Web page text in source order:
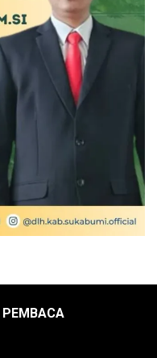
PEMBACA